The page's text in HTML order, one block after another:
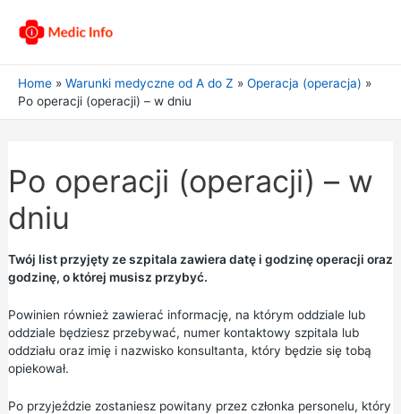
Home Warunki medyczne od A do Z
Operacja (operacja)
Po operacji (operacji) – w dniu
Po operacji (operacji) – w
dniu
Twój list przyjęty ze szpitala zawiera datę i godzinę operacji oraz
godzinę, o której musisz przybyć.
Powinien również zawierać informację, na którym oddziale lub
oddziale będziesz przebywać, numer kontaktowy szpitala lub
oddziału oraz imię i nazwisko konsultanta, który będzie się tobą
opiekował.
Po przyjeździe zostaniesz powitany przez członka personelu, który